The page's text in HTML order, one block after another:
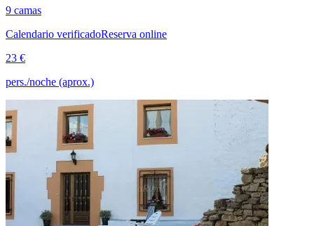
9 camas
Calendario verificadoReserva online
23 €
pers./noche (aprox.)